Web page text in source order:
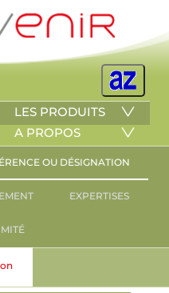
LES PRODUITS
A PROPOS
OU DÉSIGNATION
EXPERTISES